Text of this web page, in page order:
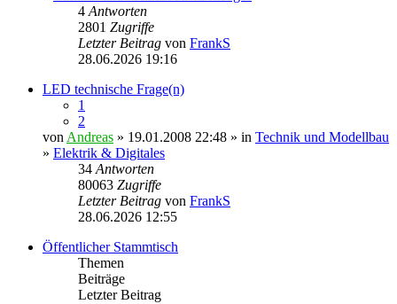
4Antworten
2801 Zugriffe
Letzter Beitrag von FrankS
28.06.2026 19:16
LED technische Frage(n)
1
2
vonAndreas » 19.01.2008 22:48 » in Technik und Modellbau
» Elektrik & Digitales
34Antworten
80063 Zugriffe
Letzter Beitrag von FrankS
28.06.2026 12:55
Öffentlicher Stammtisch
Themen
Beiträge
Letzter Beitrag